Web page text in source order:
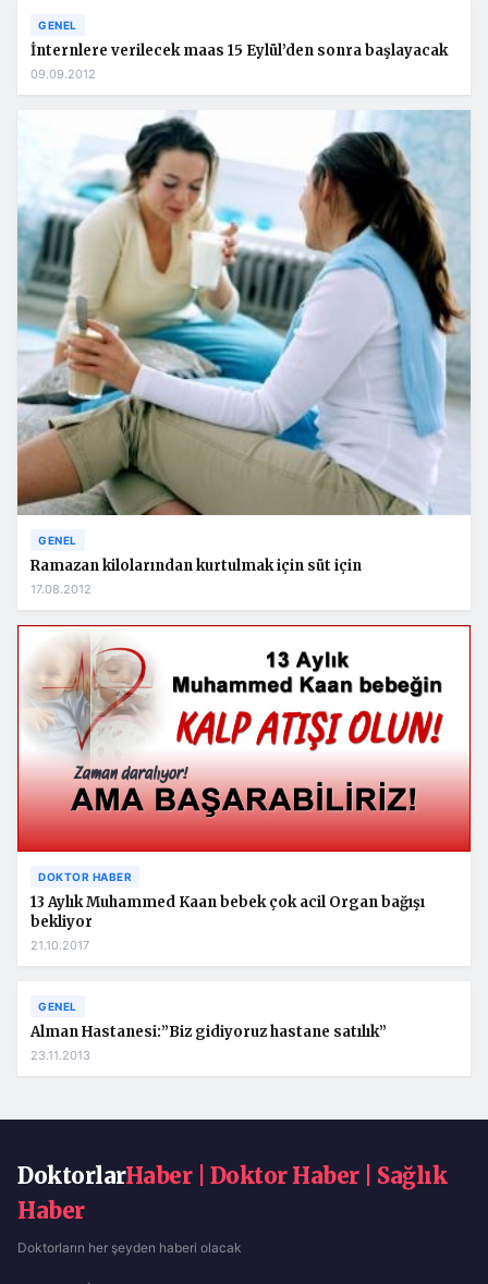
GENEL
İnternlere verilecek maas 15 Eylül’den sonra başlayacak
09.09.2012
GENEL
Ramazan kilolarından kurtulmak için süt için
17.08.2012
DOKTOR HABER
13 Aylık Muhammed Kaan bebek çok acil Organ bağışı
bekliyor
21.10.2017
GENEL
Alman Hastanesi:”Biz gidiyoruz hastane satılık”
23.11.2013
DoktorlarHaber | Doktor Haber | Sağlık
Haber
Doktorların her şeyden haberi olacak